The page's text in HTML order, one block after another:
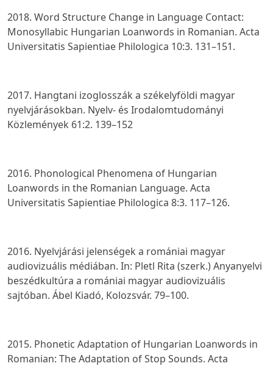
2018. Word Structure Change in Language Contact:
Monosyllabic Hungarian Loanwords in Romanian. Acta
Universitatis Sapientiae Philologica 10:3. 131–151.
2017. Hangtani izoglosszák a székelyföldi magyar
nyelvjárásokban. Nyelv- és Irodalomtudományi
Közlemények 61:2. 139–152
2016. Phonological Phenomena of Hungarian
Loanwords in the Romanian Language. Acta
Universitatis Sapientiae Philologica 8:3. 117–126.
2016. Nyelvjárási jelenségek a romániai magyar
audiovizuális médiában. In: Pletl Rita (szerk.)Anyanyelvi
beszédkultúra a romániai magyar audiovizuális
sajtóban. Ábel Kiadó, Kolozsvár. 79–100.
2015. Phonetic Adaptation of Hungarian Loanwords in
Romanian: The Adaptation of Stop Sounds. Acta